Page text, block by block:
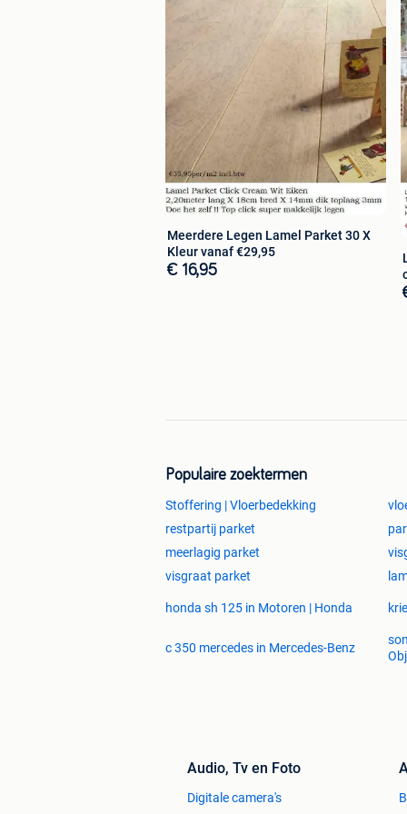
Tel : 0031-55-3015931
Tel : 0031-6-43782405
Tel : 0031-6-43782402
( Bedrijvenpark Ugchelen NAAST
Meerdere Legen Lamel Parket 30 X
Kleur vanaf €29,95
€ 16,95
Populaire zoektermen
Stoffering | Vloerbedekking
restpartij parket
meerlagig parket
visgraat parket
honda sh 125 in Motoren | Honda
c 350 mercedes in Mercedes-Benz
Audio, Tv en Foto
Digitale camera's